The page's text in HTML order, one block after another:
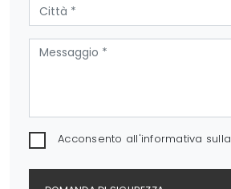
Acconsento all'informativa sulla